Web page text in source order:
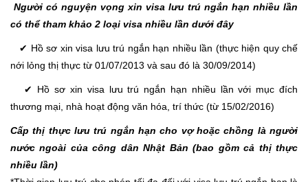
Người có nguyện vọng xin visa lưu trú ngắn hạn nhiều lần
có thể tham khảo 2 loại visa nhiều lần dưới đây
✔ Hồ sơ xin visa lưu trú ngắn hạn nhiều lần (thực hiện quy chế
nới lỏng thị thực từ 01/07/2013 và sau đó là 30/09/2014)
✔ Hồ sơ xin visa lưu trú ngắn hạn nhiều lần với mục đích
thương mại, nhà hoạt động văn hóa, trí thức (từ 15/02/2016)
Cấp thị thực lưu trú ngắn hạn cho vợ hoặc chồng là người
nước ngoài của công dân Nhật Bản (bao gồm cả thị thực
nhiều lần)